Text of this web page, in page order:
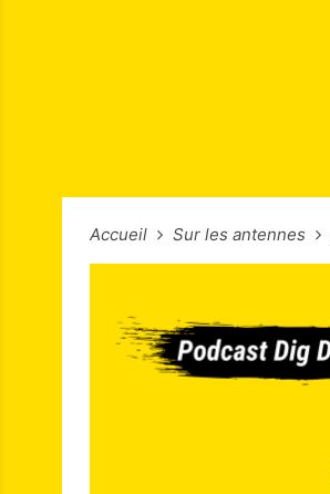
Accueil Sur les antennes